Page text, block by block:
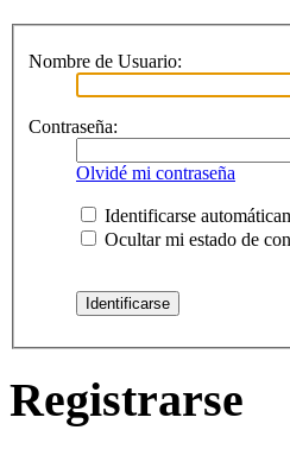
Nombre de Usuario:
Contraseña:
Olvidé mi contraseña
Identificarse
Ocultar mi estado de
Registrarse